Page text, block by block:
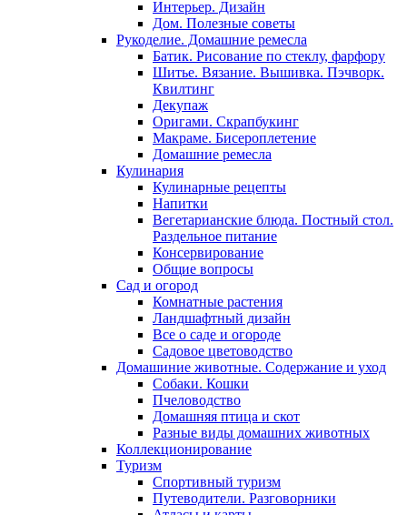
Интерьер. Дизайн
Дом. Полезные советы
Рукоделие. Домашние ремесла
Батик. Рисование по стеклу, фарфору
Шитье. Вязание. Вышивка. Пэчворк.
Квилтинг
Декупаж
Оригами. Скрапбукинг
Макраме. Бисероплетение
Домашние ремесла
Кулинария
Кулинарные рецепты
Напитки
Вегетарианские блюда. Постный стол.
Раздельное питание
Консервирование
Общие вопросы
Сад и огород
Комнатные растения
Ландшафтный дизайн
Все о саде и огороде
Садовое цветоводство
Домашиние животные. Содержание и уход
Собаки. Кошки
Пчеловодство
Домашняя птица и скот
Разные виды домашних животных
Коллекционирование
Туризм
Спортивный туризм
Путеводители. Разговорники